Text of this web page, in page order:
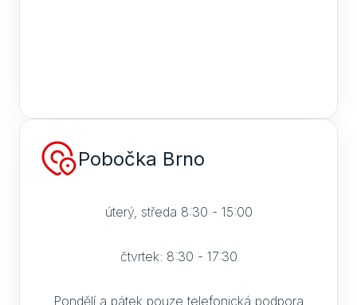
Pobočka Brno
úterý, středa 8:30 - 15:00
čtvrtek: 8:30 - 17:30
Pondělí a pátek pouze telefonická podpora